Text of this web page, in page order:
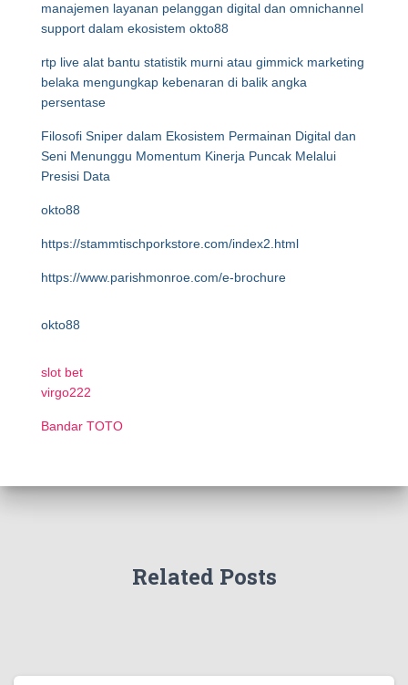
manajemen layanan pelanggan digital dan omnichannel
support dalam ekosistem okto88
rtp live alat bantu statistik murni atau gimmick marketing
belaka mengungkap kebenaran di balik angka
persentase
Filosofi Sniper dalam Ekosistem Permainan Digital dan
Seni Menunggu Momentum Kinerja Puncak Melalui
Presisi Data
okto88
https://stammtischporkstore.com/index2.html
https://www.parishmonroe.com/e-brochure
okto88
slot bet
virgo222
Bandar TOTO
Related Posts